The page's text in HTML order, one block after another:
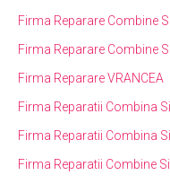
Firma Reparare Combine
Firma Reparare Combine
Firma Reparare VRANCEA
Firma Reparatii Combina
Firma Reparatii Combina
Firma Reparatii Combine